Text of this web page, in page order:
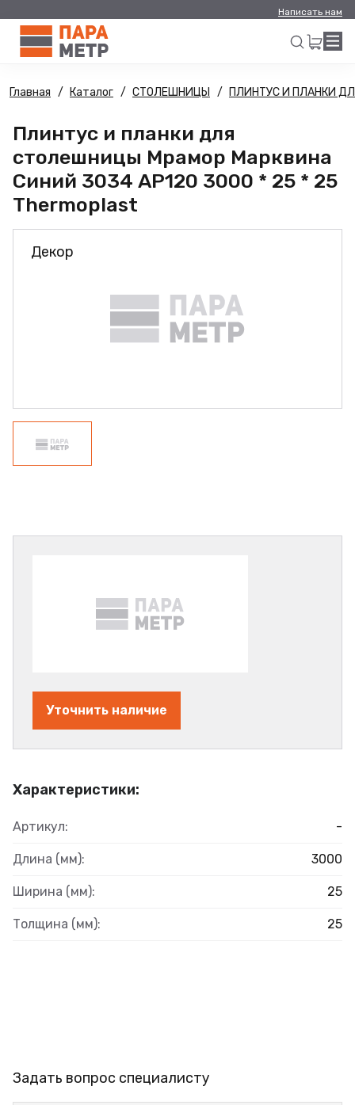
Написать нам
Искать
Главная Каталог СТОЛЕШНИЦЫ ПЛИНТУС И ПЛАНКИ
Плинтус и планки для
столешницы Мрамор Марквина
Синий 3034 AP120 3000 * 25 * 25
Thermoplast
Декор
Характеристики:
Артикул: -
Длина (мм): 3000
Ширина (мм): 25
Толщина (мм): 25
Уточнить наличие
Задать вопрос специалисту